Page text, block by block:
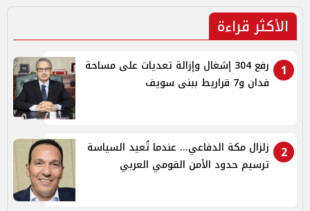
الأكثر قراءة
1
رفع 304 إشغال وإزالة تعديات على مساحة
فدان و7 قراريط ببنى سويف
2
زلزال مكة الدفاعي... عندما تُعيد السياسة
ترسيم حدود الأمن القومي العربي